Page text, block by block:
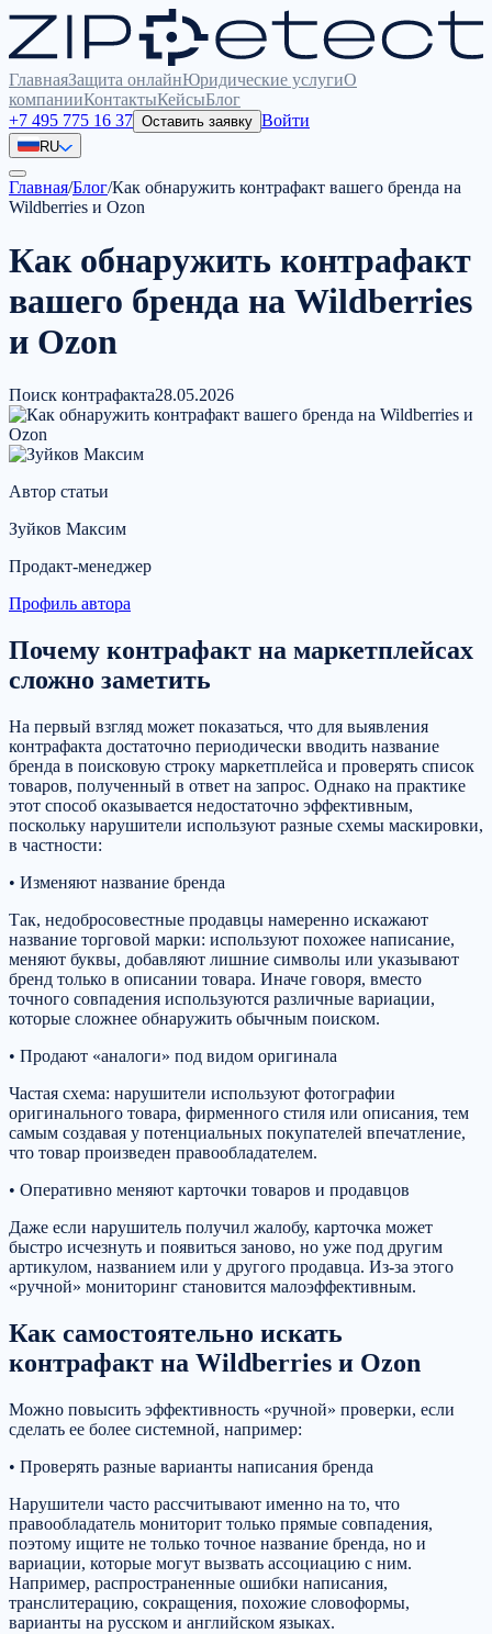
ГлавнаяЗащита онлайнЮридические услугиО
компанииКонтактыКейсыБлог
+7 495 775 16 37 Оставить заявку Войти
RU
Главная/Блог/Как обнаружить контрафакт вашего бренда на
Wildberries и Ozon
Как обнаружить контрафакт
вашего бренда на Wildberries
и Ozon
Поиск контрафакта28.05.2026
Автор статьи
Зуйков Максим
Продакт-менеджер
Профиль автора
Почему контрафакт на маркетплейсах
сложно заметить
На первый взгляд может показаться, что для выявления
контрафакта достаточно периодически вводить название
бренда в поисковую строку маркетплейса и проверять список
товаров, полученный в ответ на запрос. Однако на практике
этот способ оказывается недостаточно эффективным,
поскольку нарушители используют разные схемы маскировки,
в частности:
• Изменяют название бренда
Так, недобросовестные продавцы намеренно искажают
название торговой марки: используют похожее написание,
меняют буквы, добавляют лишние символы или указывают
бренд только в описании товара. Иначе говоря, вместо
точного совпадения используются различные вариации,
которые сложнее обнаружить обычным поиском.
• Продают «аналоги» под видом оригинала
Частая схема: нарушители используют фотографии
оригинального товара, фирменного стиля или описания, тем
самым создавая у потенциальных покупателей впечатление,
что товар произведен правообладателем.
• Оперативно меняют карточки товаров и продавцов
Даже если нарушитель получил жалобу, карточка может
быстро исчезнуть и появиться заново, но уже под другим
артикулом, названием или у другого продавца. Из-за этого
«ручной» мониторинг становится малоэффективным.
Как самостоятельно искать
контрафакт на Wildberries и Ozon
Можно повысить эффективность «ручной» проверки, если
сделать ее более системной, например:
• Проверять разные варианты написания бренда
Нарушители часто рассчитывают именно на то, что
правообладатель мониторит только прямые совпадения,
поэтому ищите не только точное название бренда, но и
вариации, которые могут вызвать ассоциацию с ним.
Например, распространенные ошибки написания,
транслитерацию, сокращения, похожие словоформы,
варианты на русском и английском языках.